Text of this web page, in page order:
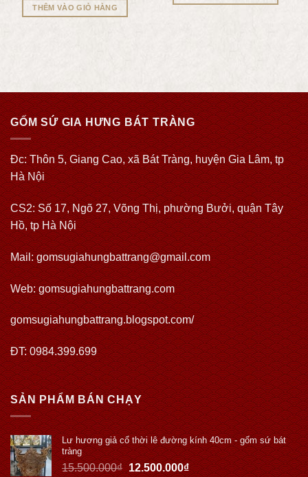
THÊM VÀO GIỎ HÀNG
GỐM SỨ GIA HƯNG BÁT TRÀNG
Đc: Thôn 5, Giang Cao, xã Bát Tràng, huyện Gia Lâm, tp
Hà Nội
CS2: Số 17, Ngõ 27, Võng Thị, phường Bưởi, quận Tây
Hồ, tp Hà Nội
Mail: gomsugiahungbattrang@gmail.com
Web:gomsugiahungbattrang.com
gomsugiahungbattrang.blogspot.com/
ĐT: 0984.399.699
SẢN PHẨM BÁN CHẠY
Lư hương giả cổ thời lê đường kính 40cm - gốm sứ bát
tràng
15.500.000₫ 12.500.000₫